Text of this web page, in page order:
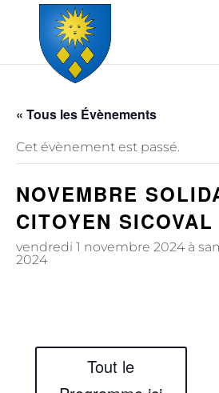
Skip to content
« Tous les Évènements
Cet évènement est passé.
NOVEMBRE
CITOYEN SICOVAL
vendredi 1 novembre 2024à
2024
Tout le